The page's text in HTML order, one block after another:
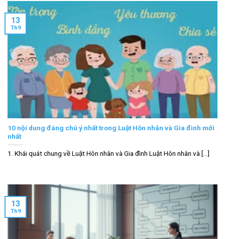
10 nội dung đáng chú ý nhất trong Luật Hôn nhân và Gia đình mới
nhất
1. Khái quát chung về Luật Hôn nhân và Gia đình Luật Hôn nhân và [...]
13
Th9
13
Th9